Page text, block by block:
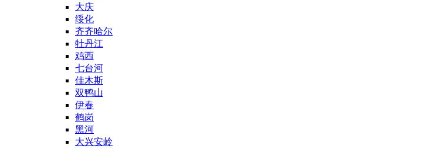
大庆
绥化
齐齐哈尔
牡丹江
鸡西
七台河
佳木斯
双鸭山
伊春
鹤岗
黑河
大兴安岭